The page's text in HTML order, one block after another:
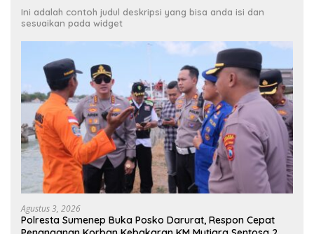
Ini adalah contoh judul deskripsi yang bisa anda isi dan
sesuaikan pada widget
Agustus 3, 2026
Polresta Sumenep Buka Posko Darurat, Respon Cepat